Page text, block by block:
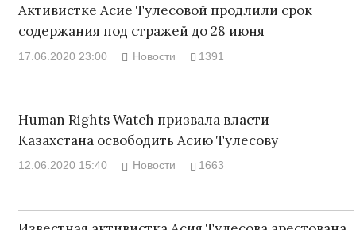
Активистке Асие Тулесовой продлили срок
содержания под стражей до 28 июня
17.06.2020 23:00 Новости 1391
Human Rights Watch призвала власти
Казахстана освободить Асию Тулесову
12.06.2020 15:40 Новости 1663